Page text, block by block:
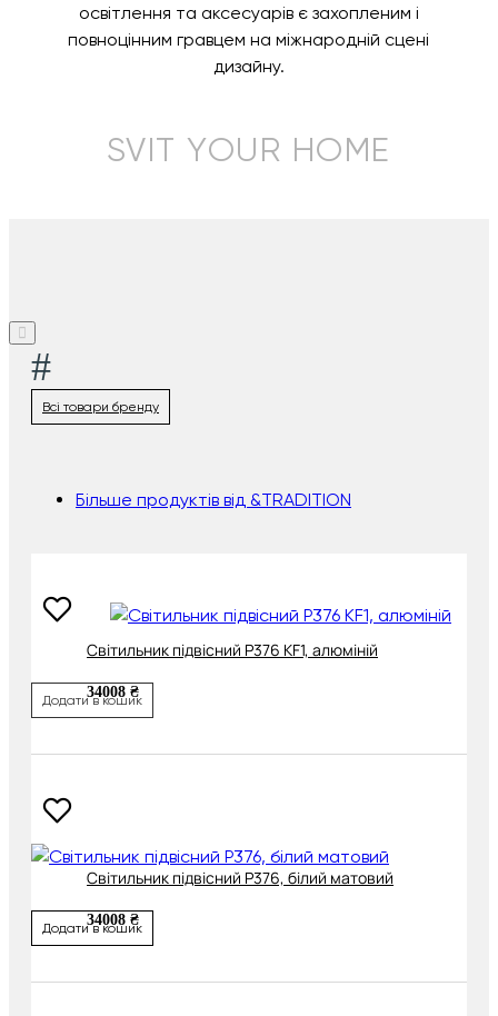
освітлення та аксесуарів є захопленим і
повноцінним гравцем на міжнародній сцені
дизайну.
SVIT YOUR HOME
#
Всі товари бренду
Більше продуктів від &TRADITION
Cвітильник підвісний P376 KF1, алюміній
34008 ₴
Додати в кошик
Cвітильник підвісний P376, білий матовий
34008 ₴
Додати в кошик